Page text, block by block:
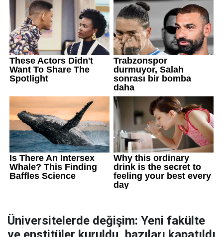
Üniversitelerde değişim: Yeni fakülte